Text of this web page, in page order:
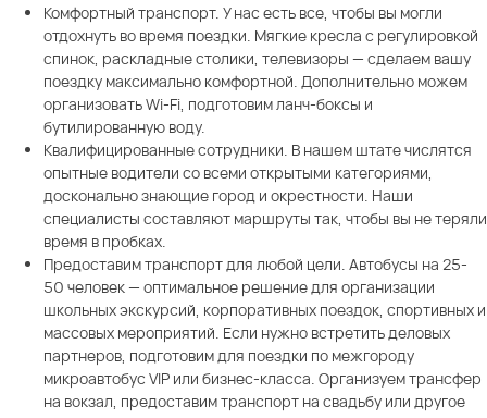
Комфортный транспорт. У нас есть все, чтобы вы могли
отдохнуть во время поездки. Мягкие кресла с регулировкой
спинок, раскладные столики, телевизоры — сделаем вашу
поездку максимально комфортной. Дополнительно можем
организовать Wi-Fi, подготовим ланч-боксы и
бутилированную воду.
Квалифицированные сотрудники. В нашем штате числятся
опытные водители со всеми открытыми категориями,
досконально знающие город и окрестности. Наши
специалисты составляют маршруты так, чтобы вы не теряли
время в пробках.
Предоставим транспорт для любой цели. Автобусы на 25-
50 человек — оптимальное решение для организации
школьных экскурсий, корпоративных поездок, спортивных и
массовых мероприятий. Если нужно встретить деловых
партнеров, подготовим для поездки по межгороду
микроавтобус VIP или бизнес-класса. Организуем трансфер
на вокзал, предоставим транспорт на свадьбу или другое